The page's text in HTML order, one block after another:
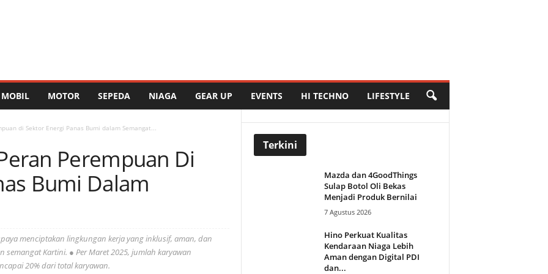
MOBIL MOTOR SEPEDA NIAGA GEAR UP EVENTS HI TECHNO LIFESTYLE
di Sektor Energi Panas Bumi dalam Semangat...
Perempuan Di
Bumi Dalam
menciptakan lingkungan kerja yang inklusif, aman, dan
Kartini. ● Per Maret 2025, jumlah karyawan
20% dari total karyawan.
Terkini
Mazda dan 4GoodThings
Sulap Botol Oli Bekas
Menjadi Produk Bernilai
7 Agustus 2026
Hino Perkuat Kualitas
Kendaraan Niaga Lebih
Aman dengan Digital PDI
dan...